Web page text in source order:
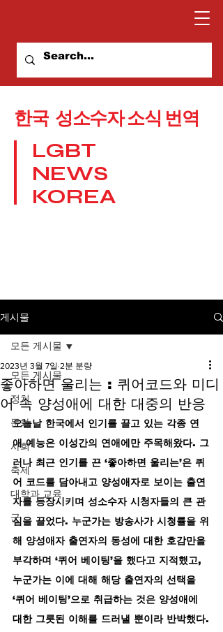
​한국 성소수자 소식 번역
LGBT
NEWS
KOREA
게시물
모든 게시물
정치
문화
사회
축제
대학과 교육
군
모든 게시물
좋아하면 울리는 : 퀴어코드와 미디
어 속 양성애에 대한 대중의 반응
2023년 3월 7일 2분 분량
오늘날 한국에서 인기를 끌고 있는 각종 연
애 예능은 이성간의 연애에만 주목해왔다. 그
러나 최근 인기를 끈 ‘좋아하면 울리는’은 퀴
어 코드를 담아내고 양성애자로 보이는 출연
자를 등장시키며 성소수자 시청자들의 큰 관
심을 끌었다. 누군가는 방송사가 시청률을 위
해 양성애자 출연자의 동성에 대한 호감만을
부각하며 ‘퀴어 베이팅’을 했다고 지적했고,
누군가는 이에 대해 해당 출연자의 선택을
‘퀴어 베이팅’으로 취급하는 것은 양성애에
대한 그릇된 이해를 드러낼 뿐이라 반박했다.